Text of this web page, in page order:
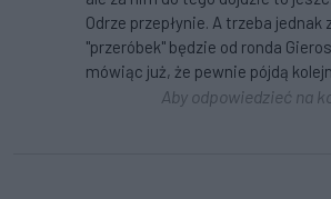
Odrze przepłynie. A trzeba
"przeróbek" będzie od ronda
mówiąc już, że pewnie pójdą
Aby odpowiedzieć na